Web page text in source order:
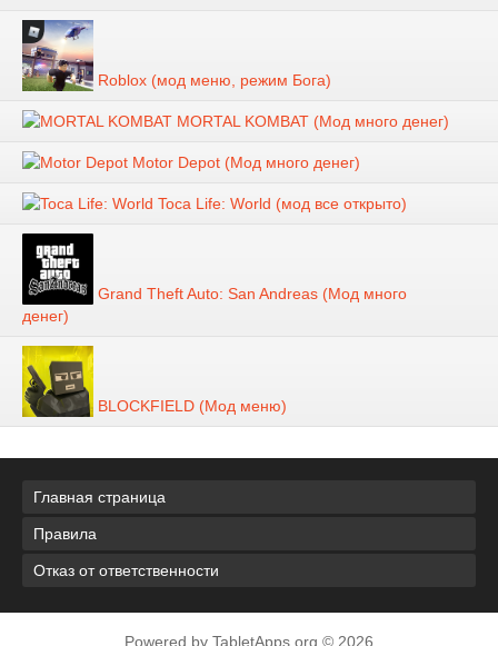
Roblox (мод меню, режим Бога)
MORTAL KOMBAT (Мод много денег)
Motor Depot (Мод много денег)
Toca Life: World (мод все открыто)
Grand Theft Auto: San Andreas (Мод много
денег)
BLOCKFIELD (Мод меню)
Главная страница
Правила
Отказ от ответственности
Powered by TabletApps.org © 2026